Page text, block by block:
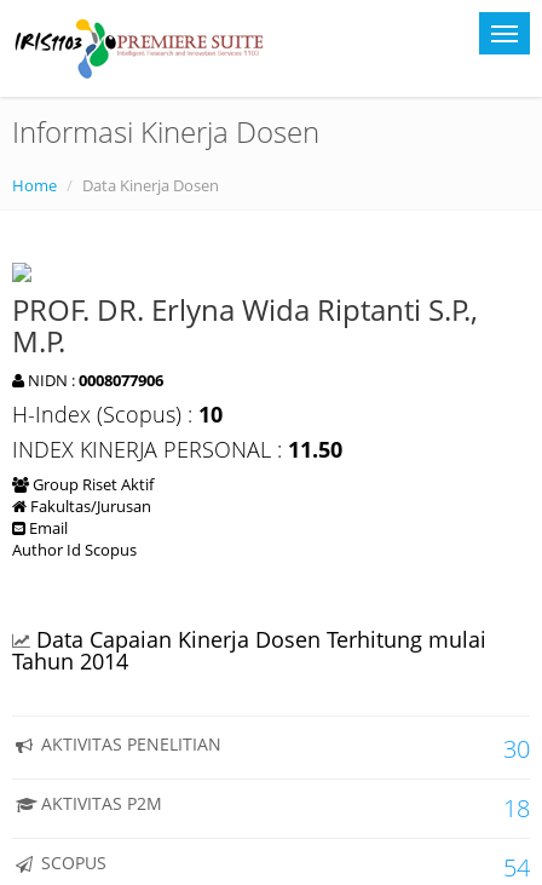
Informasi Kinerja Dosen
Home Data Kinerja Dosen
PROF. DR. Erlyna Wida Riptanti S.P.,
M.P.
NIDN :0008077906
H-Index (Scopus) : 10
INDEX KINERJA PERSONAL : 11.50
Group Riset Aktif
Fakultas/Jurusan
Email
Author Id Scopus
Data Capaian Kinerja Dosen Terhitung mulai
Tahun 2014
AKTIVITAS PENELITIAN 30
AKTIVITAS P2M 18
SCOPUS 54